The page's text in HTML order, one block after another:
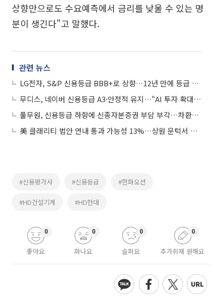
상향만으로도 수요예측에서 금리를 낮울 수 있는 명
분이 생긴다"고 말했다.
관련 뉴스
LG전자, S&P 신용등급 BBB+로 상향…12년 만에 등급 상승
무디스, 네이버 신용등급 A3·안정적 유지…“AI 투자 확대에도 재무안정”
풀무원, 신용등급 하향에 신종자본증권 부담 부각…차환비용 변수로
美 클래리티 법안 연내 통과 가능성 13%…상원 문턱서 제동
#신용평가사 #신용등급 #한화오션
#HD건설기계 #HD현대
좋아요
0
화나요
0
슬퍼요
0
추가취재 원해요
0